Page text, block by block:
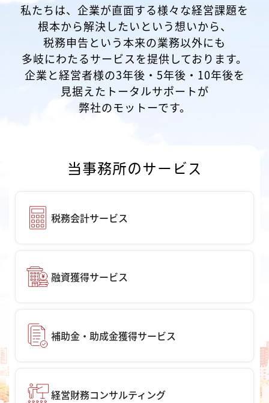
私たちは、企業が直面する様々な経営課題を
根本から解決したいという想いから、
税務申告という本来の業務以外にも
多岐にわたるサービスを提供しております。
企業と経営者様の3年後・5年後・10年後を
見据えたトータルサポートが
弊社のモットーです。
当事務所のサービス
税務会計サービス
融資獲得サービス
補助金・助成金獲得サービス
経営財務コンサルティング